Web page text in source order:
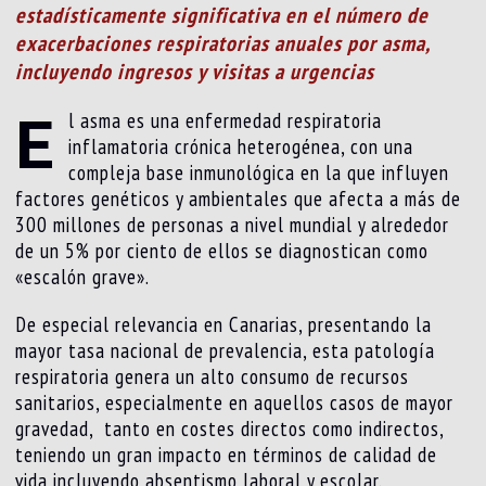
estadísticamente significativa en el número de
exacerbaciones respiratorias anuales por asma,
incluyendo ingresos y visitas a urgencias
E
l asma es una enfermedad respiratoria
inflamatoria crónica heterogénea, con una
compleja base inmunológica en la que influyen
factores genéticos y ambientales que afecta a más de
300 millones de personas a nivel mundial y alrededor
de un 5% por ciento de ellos se diagnostican como
«escalón grave».
De especial relevancia en Canarias, presentando la
mayor tasa nacional de prevalencia, esta patología
respiratoria genera un alto consumo de recursos
sanitarios, especialmente en aquellos casos de mayor
gravedad, tanto en costes directos como indirectos,
teniendo un gran impacto en términos de calidad de
vida incluyendo absentismo laboral y escolar.